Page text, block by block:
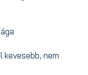
kevesebb, nem